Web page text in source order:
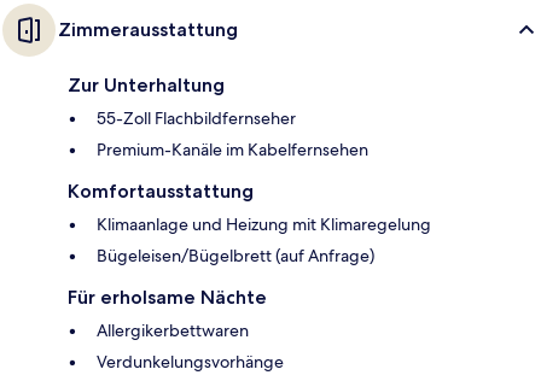
Zimmerausstattung
Zur Unterhaltung
55-Zoll Flachbildfernseher
Premium-Kanäle im Kabelfernsehen
Komfortausstattung
Klimaanlage und Heizung mit Klimaregelung
Bügeleisen/Bügelbrett (auf Anfrage)
Für erholsame Nächte
Allergikerbettwaren
Verdunkelungsvorhänge